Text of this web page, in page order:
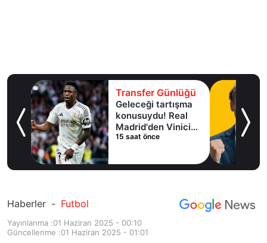
Transfer Günlüğü
Geleceği tartışma
konusuydu! Real
Madrid'den Vinicius
Junior kararı
15 saat önce
Haberler - Futbol
Yayınlanma :01 Haziran 2025 - 00:10
Güncellenme :01 Haziran 2025 - 01:01